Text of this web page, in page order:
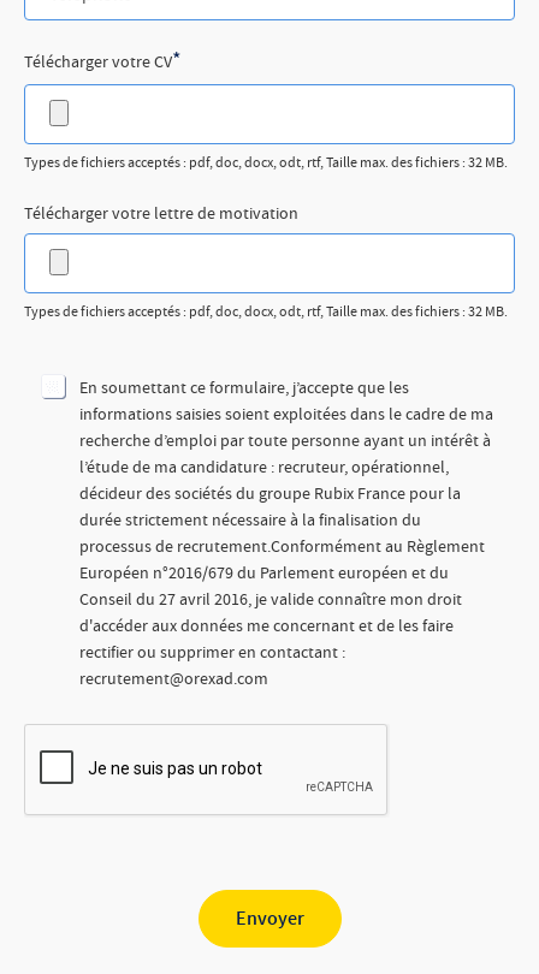
Télécharger votre CV*
Types de fichiers acceptés : pdf, doc, docx, odt, rtf, Taille max. des fichiers : 32 MB.
Télécharger votre lettre de motivation
Types de fichiers acceptés : pdf, doc, docx, odt, rtf, Taille max. des fichiers : 32 MB.
En soumettant ce formulaire, j’accepte que les
informations saisies soient exploitées dans le cadre de ma
recherche d’emploi par toute personne ayant un intérêt à
l’étude de ma candidature : recruteur, opérationnel,
décideur des sociétés du groupe Rubix France pour la
durée strictement nécessaire à la finalisation du
processus de recrutement.Conformément au Règlement
Européen n°2016/679 du Parlement européen et du
Conseil du 27 avril 2016, je valide connaître mon droit
d'accéder aux données me concernant et de les faire
rectifier ou supprimer en contactant :
recrutement@orexad.com